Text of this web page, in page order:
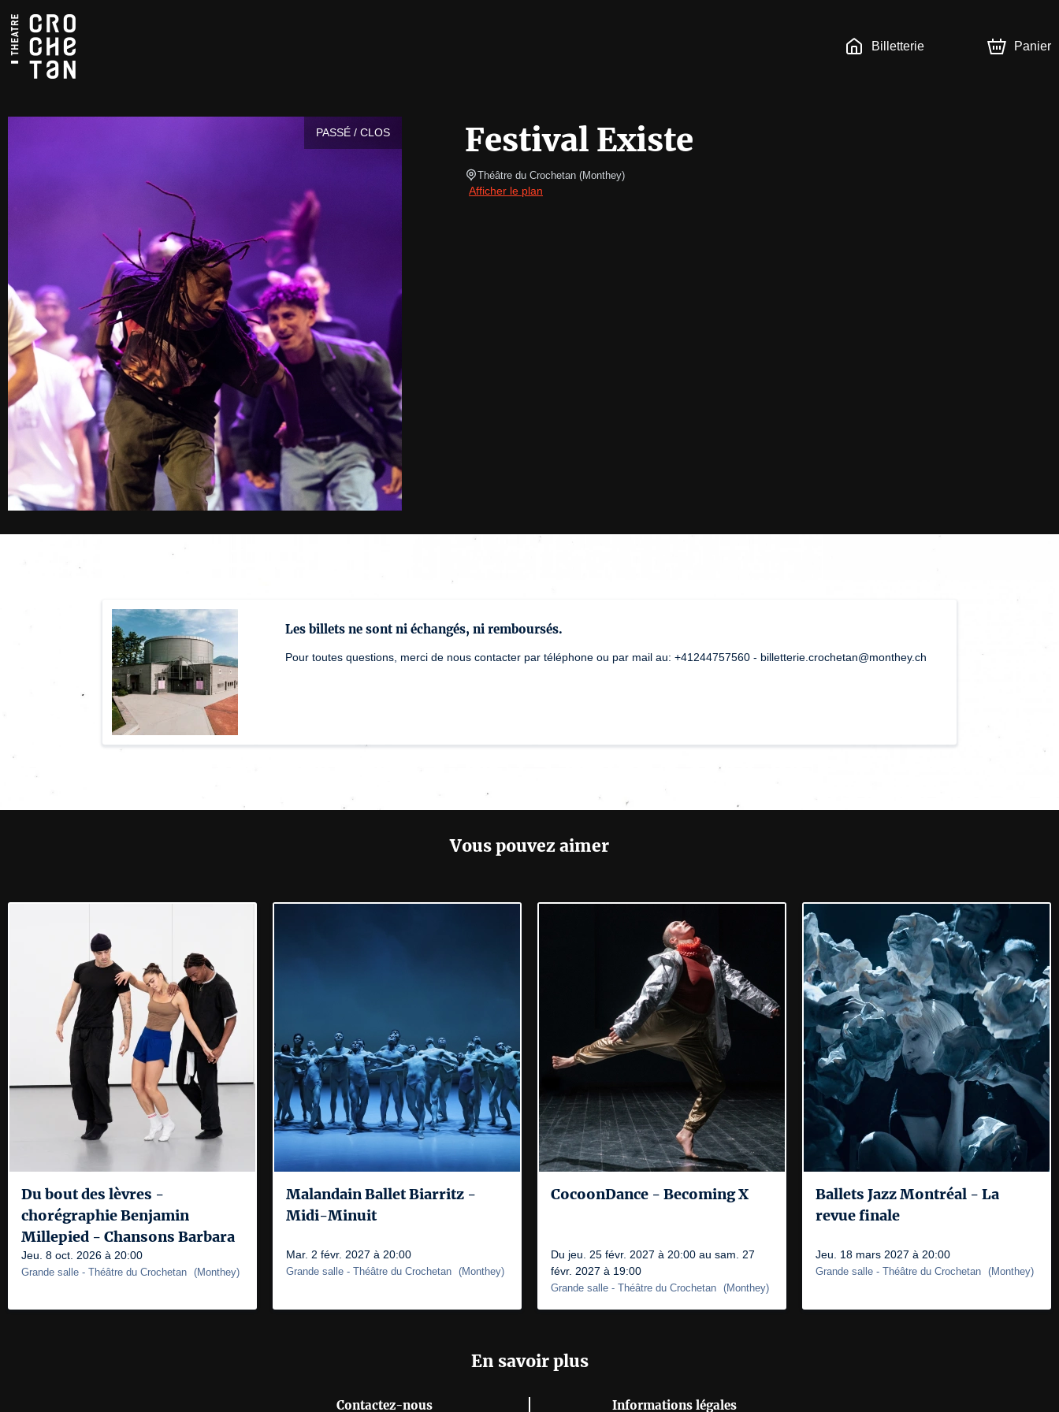
Billetterie Panier
PASSÉ / CLOS Festival Existe
Théâtre du Crochetan (Monthey)
Afficher le plan
Les billets ne sont ni échangés, ni remboursés.
Pour toutes questions, merci de nous contacter par téléphone ou par mail au: +41244757560 - billetterie.crochetan@monthey.ch
Vous pouvez aimer
Du bout des lèvres -
chorégraphie Benjamin
Millepied - Chansons Barbara
Jeu. 8 oct. 2026 à 20:00
Grande salle - Théâtre du Crochetan (Monthey)
Malandain Ballet Biarritz -
Midi-Minuit
Mar. 2 févr. 2027 à 20:00
Grande salle - Théâtre du Crochetan (Monthey)
CocoonDance - Becoming X
Du jeu. 25 févr. 2027 à 20:00 au sam. 27
févr. 2027 à 19:00
Grande salle - Théâtre du Crochetan (Monthey)
Ballets Jazz Montréal - La
revue finale
Jeu. 18 mars 2027 à 20:00
Grande salle - Théâtre du Crochetan (Monthey)
En savoir plus
Contactez-nous Informations légales